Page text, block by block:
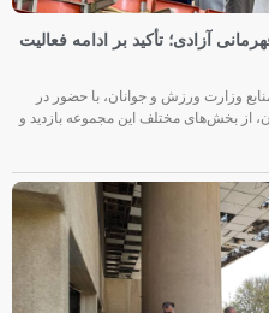
آزادی؛ تأکید بر ادامه فعالیت
وزارت ورزش و جوانان، با حضور در
بخش‌های مختلف این مجموعه بازدید و